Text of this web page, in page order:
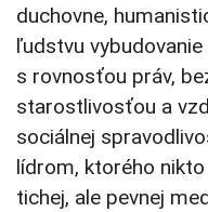
duchovne,
ľudstvu
s rovnosťou práv,
starostlivosťou a
sociálnej
lídrom, ktorého
tichej, ale pevnej